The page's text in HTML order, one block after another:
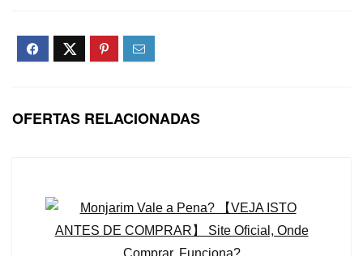
OFERTAS RELACIONADAS